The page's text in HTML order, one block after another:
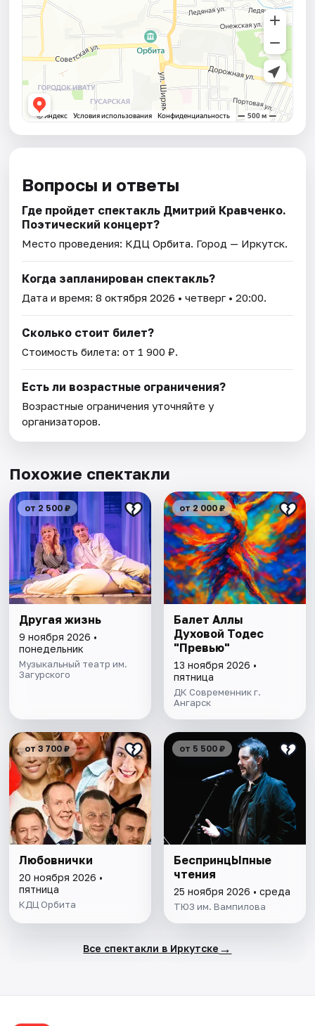
Вопросы и ответы
Где пройдет спектакль Дмитрий Кравченко.
Поэтический концерт?
Место проведения: КДЦ Орбита. Город — Иркутск.
Когда запланирован спектакль?
Дата и время:8 октября 2026 • четверг • 20:00.
Сколько стоит билет?
Стоимость билета: от 1 900 ₽.
Есть ли возрастные ограничения?
Возрастные ограничения уточняйте у
организаторов.
Похожие спектакли
от 2 500 ₽
Другая жизнь
9 ноября 2026 •
понедельник
Музыкальный театр им.
Загурского
от 2 000 ₽
Балет Аллы
Духовой Тодес
"Превью"
13 ноября 2026 •
пятница
ДК Современник г.
Ангарск
от 3 700 ₽
Любовнички
20 ноября 2026 •
пятница
КДЦ Орбита
от 5 500 ₽
БеспринцЫпные
чтения
25 ноября 2026 • среда
ТЮЗ им. Вампилова
Все спектакли в Иркутске →